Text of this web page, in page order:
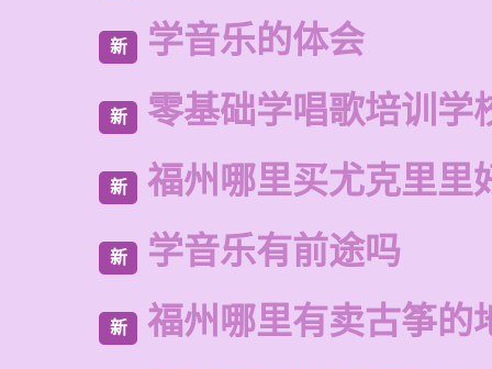
新 学音乐的体会
新 零基础学唱歌培训学
新 福州哪里买尤克里里
新 学音乐有前途吗
新 福州哪里有卖古筝的